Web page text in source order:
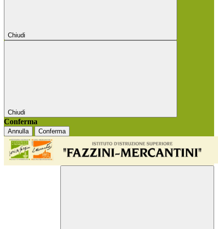
Chiudi
Chiudi
Conferma
Annulla Conferma